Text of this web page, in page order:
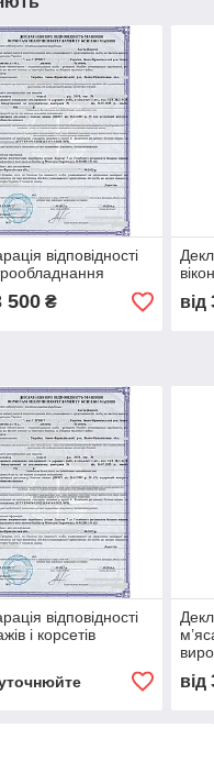
відповідності
500₴ від
відповідності
і корсетів
від